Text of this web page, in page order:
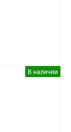
В наличии